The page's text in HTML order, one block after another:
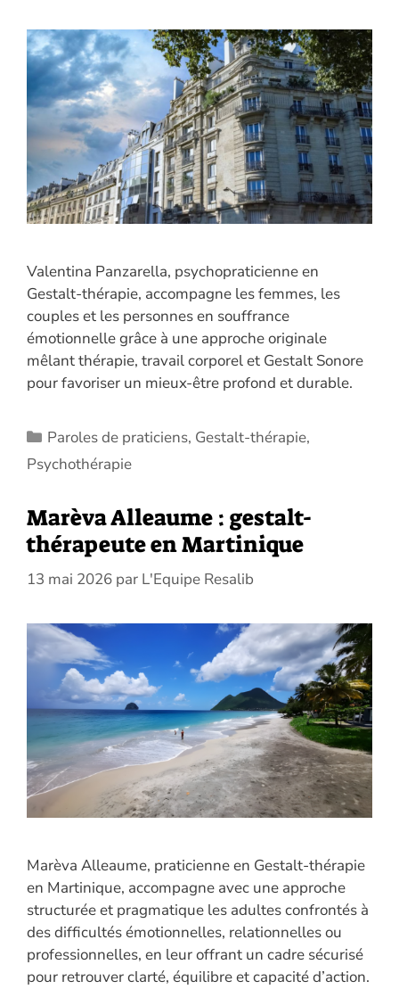
Valentina Panzarella, psychopraticienne en
Gestalt-thérapie, accompagne les femmes, les
couples et les personnes en souffrance
émotionnelle grâce à une approche originale
mêlant thérapie, travail corporel et Gestalt Sonore
pour favoriser un mieux-être profond et durable.
Catégories
Paroles de praticiens, Gestalt-thérapie,
Psychothérapie
Marèva Alleaume : gestalt-
thérapeute en Martinique
13 mai 2026 par L'Equipe Resalib
Marèva Alleaume, praticienne en Gestalt-thérapie
en Martinique, accompagne avec une approche
structurée et pragmatique les adultes confrontés à
des difficultés émotionnelles, relationnelles ou
professionnelles, en leur offrant un cadre sécurisé
pour retrouver clarté, équilibre et capacité d’action.